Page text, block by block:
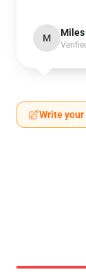
M Miles
Write